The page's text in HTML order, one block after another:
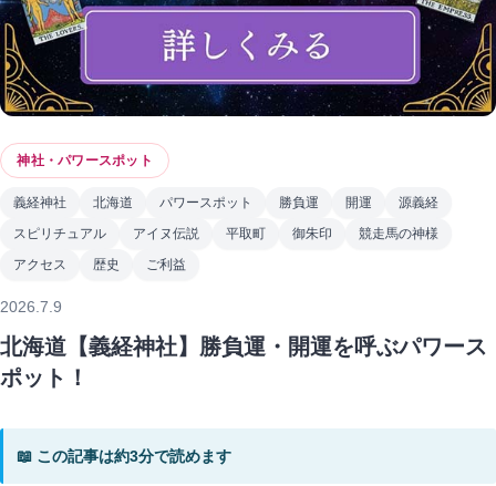
神社・パワースポット
義経神社 北海道 パワースポット 勝負運 開運
源義経
スピリチュアル
アイヌ伝説 平取町 御朱印
競走馬の神様
アクセス
歴史 ご利益
2026.7.9
北海道【義経神社】勝負運・開運を呼ぶパワース
ポット！
📖 この記事は約3分で読めます